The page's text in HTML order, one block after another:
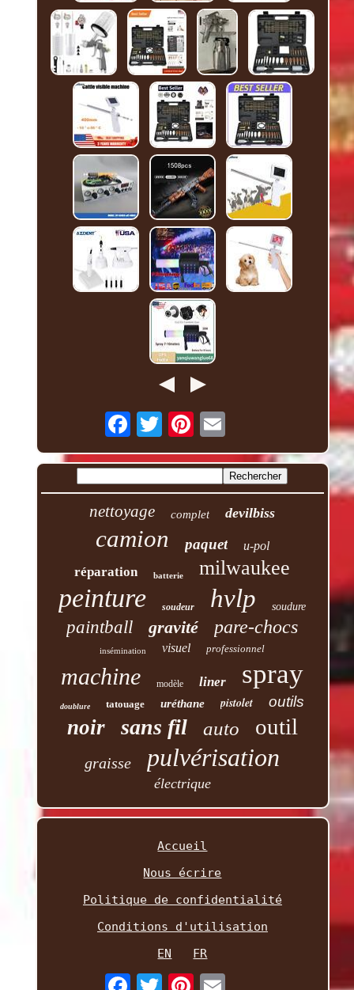
nettoyage complet devilbiss
camion paquet u-pol
réparation batterie milwaukee
peinture soudeur hvlp soudure
paintball gravité pare-chocs
insémination visuel professionnel
machine modèle liner spray
doublure tatouage uréthane pistolet outils
noir sans fil auto outil
graisse pulvérisation
électrique
Accueil
Nous écrire
Politique de confidentialité
Conditions d'utilisation
EN
FR